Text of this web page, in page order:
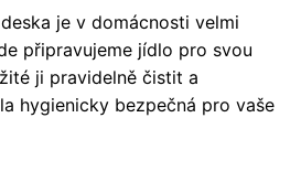
je v domácnosti velmi
připravujeme jídlo pro svou
ji pravidelně čistit a
hygienicky bezpečná pro vaše